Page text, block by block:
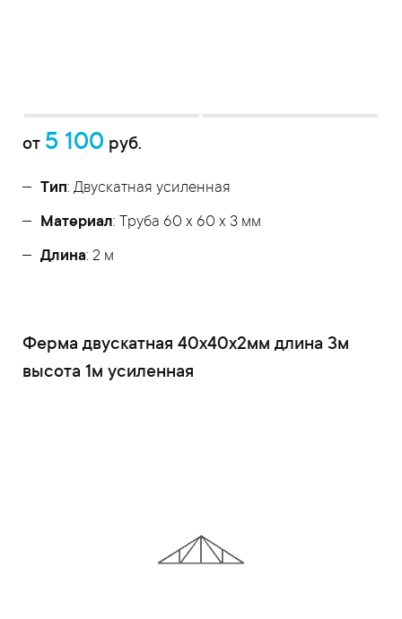
от 5 100 руб.
Тип: Двускатная усиленная
Материал: Труба 60 x 60 x 3 мм
Длина: 2 м
Ферма двускатная 40x40x2мм длина 3м
высота 1м усиленная